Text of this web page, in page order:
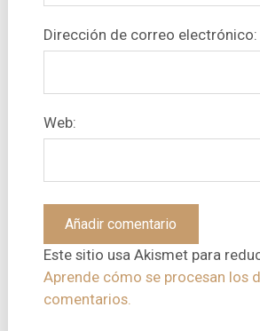
Dirección de correo electrónico:
Web:
Este sitio usa Akismet para
Aprende cómo se procesan los
comentarios.